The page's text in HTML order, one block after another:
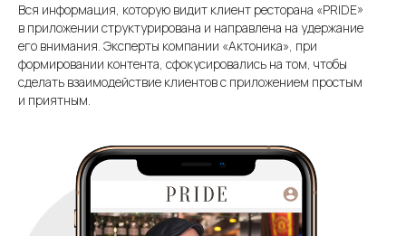
Вся информация, которую видит клиент ресторана «PRIDE»
в приложении структурирована и направлена на удержание
его внимания. Эксперты компании «Актоника», при
формировании контента, сфокусировались на том, чтобы
сделать взаимодействие клиентов с приложением простым
и приятным.